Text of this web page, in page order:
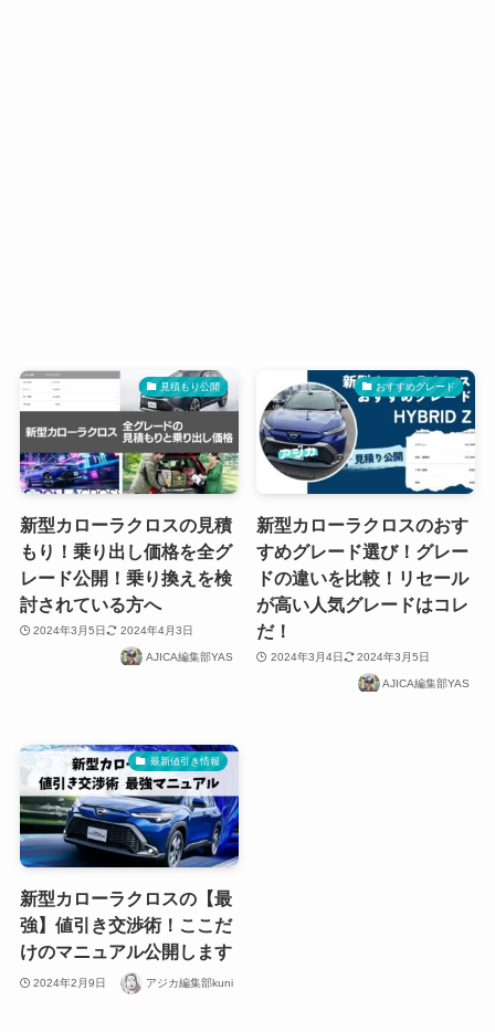
見積もり公開
新型カローラクロスの見積
もり！乗り出し価格を全グ
レード公開！乗り換えを検
討されている方へ
2024年3月5日 2024年4月3日
AJICA編集部YAS
おすすめグレード
新型カローラクロスのおす
すめグレード選び！グレー
ドの違いを比較！リセール
が高い人気グレードはコレ
だ！
2024年3月4日 2024年3月5日
AJICA編集部YAS
最新値引き情報
新型カローラクロスの【最
強】値引き交渉術！ここだ
けのマニュアル公開します
2024年2月9日 アジカ編集部kuni